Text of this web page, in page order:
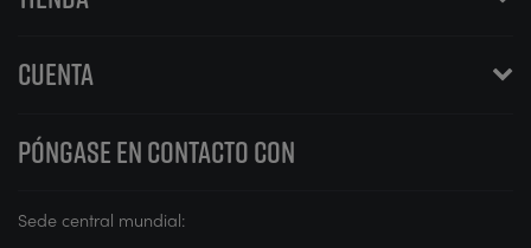
CUENTA
PÓNGASE EN CONTACTO CON
Sede central mundial: